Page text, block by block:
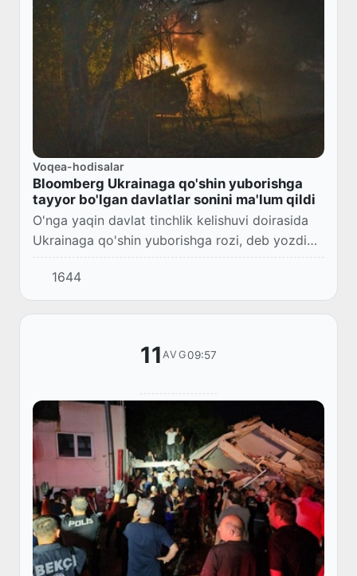
Voqea-hodisalar
Bloomberg Ukrainaga qo'shin yuborishga
tayyor bo'lgan davlatlar sonini ma'lum qildi
O'nga yaqin davlat tinchlik kelishuvi doirasida
Ukrainaga qo'shin yuborishga rozi, deb yozdi
Bloomberg.
1644
11 AVG09:57